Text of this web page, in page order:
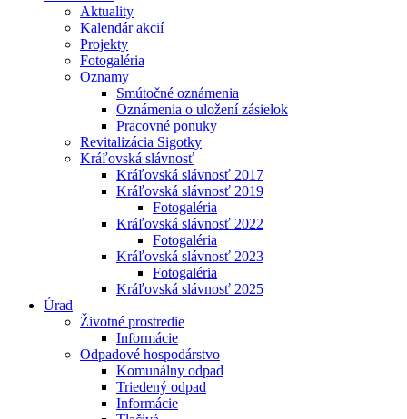
Aktuality
Kalendár akcií
Projekty
Fotogaléria
Oznamy
Smútočné oznámenia
Oznámenia o uložení zásielok
Pracovné ponuky
Revitalizácia Sigotky
Kráľovská slávnosť
Kráľovská slávnosť 2017
Kráľovská slávnosť 2019
Fotogaléria
Kráľovská slávnosť 2022
Fotogaléria
Kráľovská slávnosť 2023
Fotogaléria
Kráľovská slávnosť 2025
Úrad
Životné prostredie
Informácie
Odpadové hospodárstvo
Komunálny odpad
Triedený odpad
Informácie